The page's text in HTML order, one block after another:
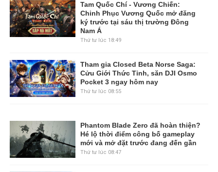
Tam Quốc Chí - Vương Chiến:
Chinh Phục Vương Quốc mở đăng
ký trước tại sáu thị trường Đông
Nam Á
Thứ tư lúc 18:49
Tham gia Closed Beta Norse Saga:
Cửu Giới Thức Tỉnh, săn DJI Osmo
Pocket 3 ngay hôm nay
Thứ tư lúc 08:55
Phantom Blade Zero đã hoàn thiện?
Hé lộ thời điểm công bố gameplay
mới và mở đặt trước đang đến gần
Thứ tư lúc 08:47